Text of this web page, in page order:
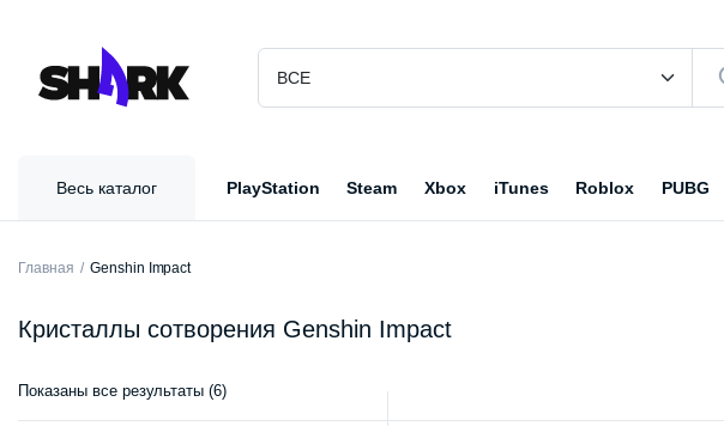
Весь каталог PlayStation Steam Xbox iTunes Roblox PUBG
Главная Genshin Impact
Кристаллы сотворения Genshin Impact
Показаны все результаты (6)